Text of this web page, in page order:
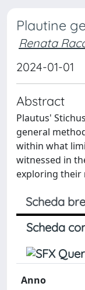
Plautine
Renata
2024-01-01
Abstract
Plautus'
general
within what
witnessed in
exploring their
Scheda
Scheda
Anno